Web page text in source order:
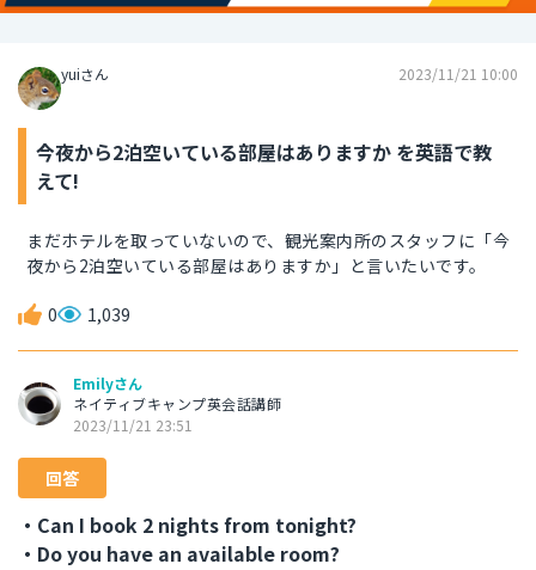
yuiさん 2023/11/21 10:00
今夜から2泊空いている部屋はありますか を英語で教
えて!
まだホテルを取っていないので、観光案内所のスタッフに「今
夜から2泊空いている部屋はありますか」と言いたいです。
0 1,039
Emilyさん
ネイティブキャンプ英会話講師
2023/11/21 23:51
回答
・Can I book 2 nights from tonight?
・Do you have an available room?